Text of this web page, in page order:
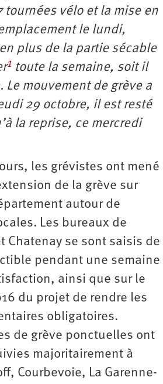
tournées vélo et la mise en
le lundi,
plus de la partie sécable
1 toute la semaine, soit il
Le mouvement de grève a
29 octobre, il est resté
la reprise, ce mercredi
les grévistes ont mené
de la grève sur
autour de
Les bureaux de
Chatenay se sont saisis de
pendant une semaine
ainsi que sur le
du projet de rendre les
obligatoires.
de grève ponctuelles ont
majoritairement à
Courbevoie, La Garenne-